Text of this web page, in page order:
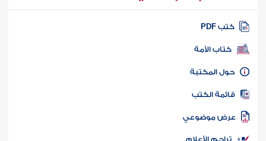
كتب PDF
كتاب الأمة
المكتبة
الكتب